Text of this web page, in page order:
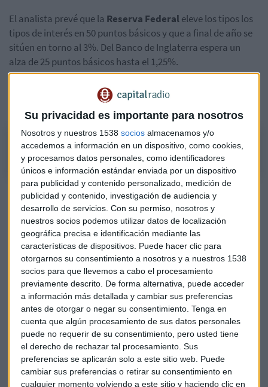
Su privacidad es importante para nosotros
Nosotros y nuestros 1538 socios almacenamos y/o
accedemos a información en un dispositivo, como cookies,
y procesamos datos personales, como identificadores
únicos e información estándar enviada por un dispositivo
para publicidad y contenido personalizado, medición de
publicidad y contenido, investigación de audiencia y
desarrollo de servicios. Con su permiso, nosotros y
nuestros socios podemos utilizar datos de localización
geográfica precisa e identificación mediante las
características de dispositivos. Puede hacer clic para
otorgarnos su consentimiento a nosotros y a nuestros 1538
socios para que llevemos a cabo el procesamiento
previamente descrito. De forma alternativa, puede acceder
a información más detallada y cambiar sus preferencias
antes de otorgar o negar su consentimiento. Tenga en
cuenta que algún procesamiento de sus datos personales
puede no requerir de su consentimiento, pero usted tiene
el derecho de rechazar tal procesamiento. Sus
preferencias se aplicarán solo a este sitio web. Puede
cambiar sus preferencias o retirar su consentimiento en
cualquier momento volviendo a este sitio y haciendo clic en
El analista prevé que la Reserva Federaleleve los tipos los
tipos de interés en 50 puntos básicos y que a final de año se
sitúen en torno al 3%. Del Banco de Inglaterra espera un
alza de 25 puntos básicos hasta el 1,25%.
Escucha el análisis completo con Luis Vicente Muñoz en
Capital, La Bolsa y la Vida:
Claves de la semana con Caser Asesores Financieros
Claves de la semana con Caser Asesores Financieros
Debilidad tras el discurso de Lagarde
La semana pasada los mercados sufrieron caídas abultadas
causadas por el discurso de la presidenta del Banco Central
Europeo,Christine Lagardeque anunció una subida de
tipos en julio y el fin del programa de compra de deuda
pública, y por el dato deinflación de Estados Unidos
se disparó hasta el 8,6%.
Comenzamos la semana a la espera de que la economía no
se deteriore, apunta el responsable de asesoramiento y
análisis de fondos de Caser Asesores Financieros y habrá